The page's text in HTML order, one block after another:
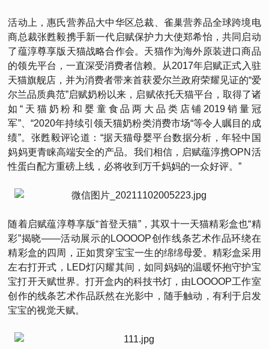
活动上，惠氏营养品大中华区总裁、雀巢营养品全球跨境电
商总裁张甦毅携手新一代启赋保护力大使郑希怡，共同启动
了蕴淳尊享版天猫战略合作会。天猫作为海外原装进口商品
的领先平台，一直深受消费者信赖。从2017年启赋正式入驻
天猫旗舰店，并为消费者带来首获爱尔兰政府荣耀见证的“爱
尔兰品质典范”启赋奶粉以来，启赋依托天猫平台，取得了诸
如“天猫奶粉和婴童食品两大品类店铺2019销量冠
军”、“2020年持续引领天猫奶粉类消费市场“等令人瞩目的成
绩”。张甦毅评论道：“据天猫母婴平台数据分析，年轻中国
妈妈更青睐高端安全的产品。我们相信，启赋蕴淳携OPN活
性蛋白配方重磅上线，必将收到万千妈妈的一众好评。”
随着启赋蕴淳尊享版“首登天猫”，其双十一天猫精彩盒也“精
彩”揭晓——活动展示的LOOOOP创作线条艺术作品环绕在
精彩盒的四周，正如贯穿宝宝一生的绵绵母爱。精彩盒采用
左右打开式，LED灯闪耀其间，如同妈妈的温暖怀抱守护宝
宝打开天赋世界。打开盒内的科技书灯，由LOOOOP工作室
创作的线条艺术作品跃然在光影中，随手触动，有利于启发
宝宝的视觉天赋。